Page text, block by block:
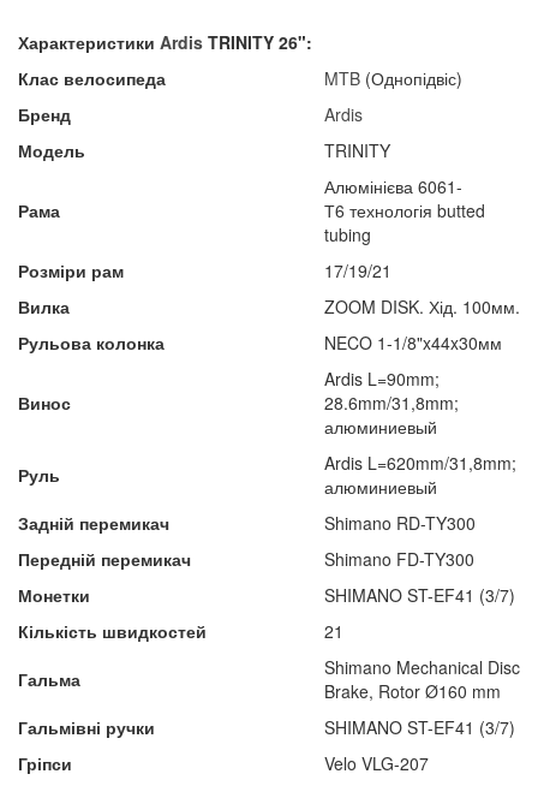
Характеристики Ardis TRINITY 26":
Клас велосипеда
MTB (Однопідвіс)
Бренд
Ardis
Модель
TRINITY
Рама
Алюмінієва 6061-
Т6 технологія butted
tubing
Розміри рам
17/19/21
Вилка
ZOOM DISK. Хід. 100мм.
Рульова колонка
NECO 1-1/8"x44x30мм
Винос
Ardis L=90mm;
28.6mm/31,8mm;
алюминиевый
Руль
Ardis L=620mm/31,8mm;
алюминиевый
Задній перемикач
Shimano RD-TY300
Передній перемикач
Shimano FD-TY300
Монетки
SHIMANO ST-EF41 (3/7)
Кількість швидкостей
21
Гальма
Shimano Mechanical Disc
Brake, Rotor Ø160 mm
Гальмівні ручки
SHIMANO ST-EF41 (3/7)
Гріпси
Velo VLG-207